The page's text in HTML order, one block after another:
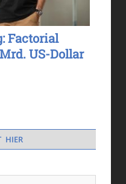
Factorial
US-Dollar
HIER